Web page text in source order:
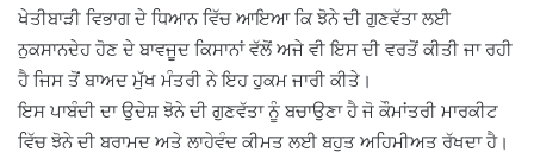
ਖੇਤੀਬਾੜੀ ਵਿਭਾਗ ਦੇ ਧਿਆਨ ਵਿੱਚ ਆਇਆ ਕਿ ਝੋਨੇ ਦੀ ਗੁਣਵੱਤਾ ਲਈ
ਨੁਕਸਾਨਦੇਹ ਹੋਣ ਦੇ ਬਾਵਜੂਦ ਕਿਸਾਨਾਂ ਵੱਲੋਂ ਅਜੇ ਵੀ ਇਸ ਦੀ ਵਰਤੋਂ ਕੀਤੀ ਜਾ ਰਹੀ
ਹੈ ਜਿਸ ਤੋਂ ਬਾਅਦ ਮੁੱਖ ਮੰਤਰੀ ਨੇ ਇਹ ਹੁਕਮ ਜਾਰੀ ਕੀਤੇ।
ਇਸ ਪਾਬੰਦੀ ਦਾ ਉਦੇਸ਼ ਝੋਨੇ ਦੀ ਗੁਣਵੱਤਾ ਨੂੰ ਬਚਾਉਣਾ ਹੈ ਜੋ ਕੌਮਾਂਤਰੀ ਮਾਰਕੀਟ
ਵਿੱਚ ਝੋਨੇ ਦੀ ਬਰਾਮਦ ਅਤੇ ਲਾਹੇਵੰਦ ਕੀਮਤ ਲਈ ਬਹੁਤ ਅਹਿਮੀਅਤ ਰੱਖਦਾ ਹੈ।